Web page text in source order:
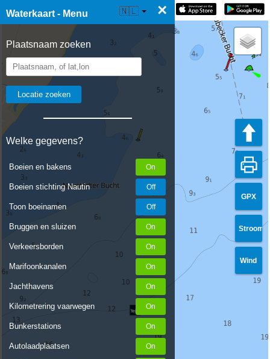
Waterkaart - Menu ×
Plaatsnaam zoeken
Welke gegevens?
Boeien en bakens
Boeien stichting Nautin
Toon boeinamen
Bruggen en sluizen
Verkeersborden
Marifoonkanalen
Jachthavens
Kilometrering vaarwegen
Bunkerstations
Autolaadplaatsen
☰ Waterkaart Live 🇳🇱
GPX
Stroom
Wind